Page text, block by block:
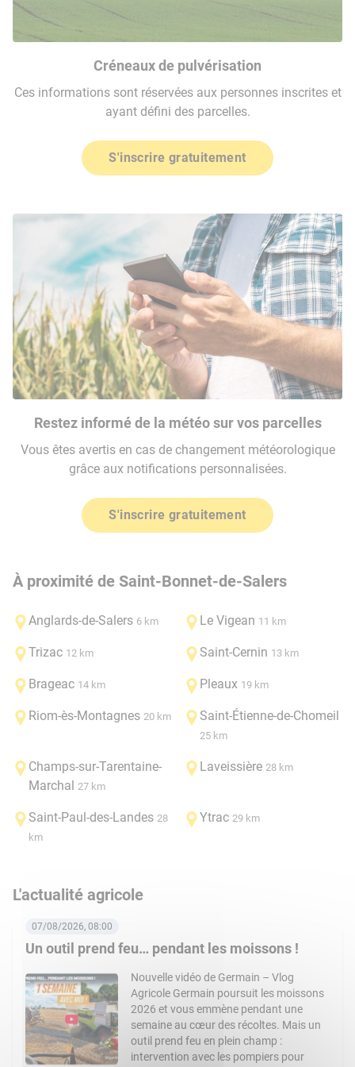
Créneaux de pulvérisation
Ces informations sont réservées aux personnes inscrites et
ayant défini des parcelles.
S'inscrire gratuitement
Restez informé de la météo sur vos parcelles
Vous êtes avertis en cas de changement météorologique
grâce aux notifications personnalisées.
S'inscrire gratuitement
À proximité de Saint-Bonnet-de-Salers
Anglards-de-Salers 6 km Le Vigean 11 km
Trizac 12 km Saint-Cernin 13 km
Brageac 14 km Pleaux 19 km
Riom-ès-Montagnes 20 km Saint-Étienne-de-Chomeil
25 km
Champs-sur-Tarentaine-
Marchal 27 km
Laveissière 28 km
Saint-Paul-des-Landes 28
km
Ytrac 29 km
L'actualité agricole
Un outil prend feu… pendant les moissons !
07/08/2026, 08:00
Nouvelle vidéo de Germain – Vlog
Agricole Germain poursuit les moissons
2026 et vous emmène pendant une
semaine au cœur des récoltes. Mais un
outil prend feu en plein champ :
intervention avec les pompiers pour